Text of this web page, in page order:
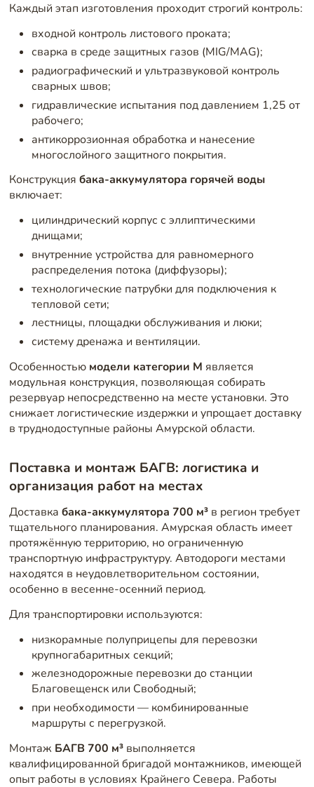
Каждый этап изготовления проходит строгий контроль:
входной контроль листового проката;
сварка в среде защитных газов (MIG/MAG);
радиографический и ультразвуковой контроль
сварных швов;
гидравлические испытания под давлением 1,25 от
рабочего;
антикоррозионная обработка и нанесение
многослойного защитного покрытия.
Конструкция бака-аккумулятора горячей воды
включает:
цилиндрический корпус с эллиптическими
днищами;
внутренние устройства для равномерного
распределения потока (диффузоры);
технологические патрубки для подключения к
тепловой сети;
лестницы, площадки обслуживания и люки;
систему дренажа и вентиляции.
Особенностью модели категории М является
модульная конструкция, позволяющая собирать
резервуар непосредственно на месте установки. Это
снижает логистические издержки и упрощает доставку
в труднодоступные районы Амурской области.
Поставка и монтаж БАГВ: логистика и
организация работ на местах
Доставка бака-аккумулятора 700 м³в регион требует
тщательного планирования. Амурская область имеет
протяжённую территорию, но ограниченную
транспортную инфраструктуру. Автодороги местами
находятся в неудовлетворительном состоянии,
особенно в весенне-осенний период.
Для транспортировки используются:
низкорамные полуприцепы для перевозки
крупногабаритных секций;
железнодорожные перевозки до станции
Благовещенск или Свободный;
при необходимости — комбинированные
маршруты с перегрузкой.
Монтаж БАГВ 700 м³выполняется
квалифицированной бригадой монтажников, имеющей
опыт работы в условиях Крайнего Севера. Работы